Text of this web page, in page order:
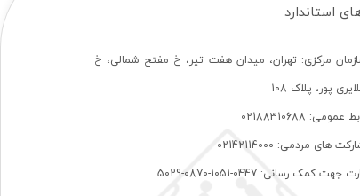
استاندارد
مرکزی: تهران، ميدان هفت تير، خ مفتح شمالی، خ
پور، پلاک 108
02188310688
های مردمی: 02142114000
کمک رسانی: 0447-1051-0870-5029